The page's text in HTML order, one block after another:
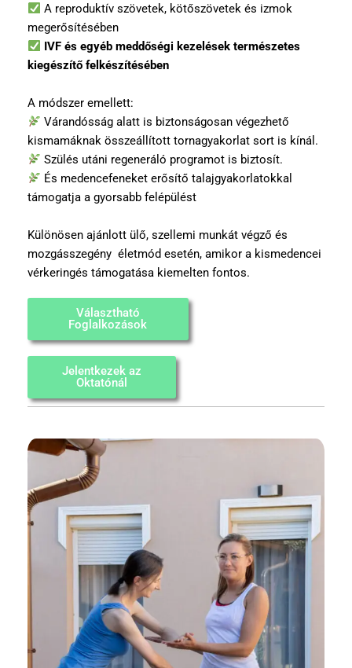
A reproduktív szövetek, kötőszövetek és izmok
megerősítésében
IVF és egyéb meddőségi kezelések természetes
kiegészítő felkészítésében
A módszer emellett:
Várandósság alatt is biztonságosan végezhető
kismamáknak összeállított tornagyakorlat sort is kínál.
Szülés utáni regeneráló programot is biztosít.
És medencefeneket erősítő talajgyakorlatokkal
támogatja a gyorsabb felépülést
Különösen ajánlott ülő, szellemi munkát végző és
mozgásszegény életmód esetén, amikor a kismedencei
vérkeringés támogatása kiemelten fontos.
Választható
Foglalkozások
Jelentkezek az
Oktatónál